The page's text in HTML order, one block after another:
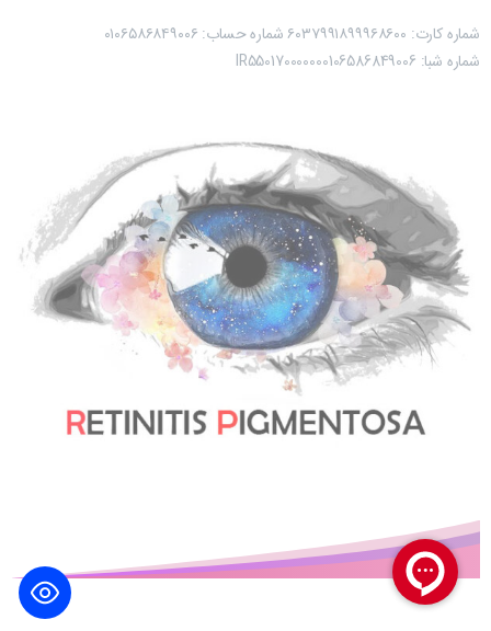
شماره کارت: ۶۰۳۷۹۹۱۸۹۹۹۶۸۶۰۰ شماره حساب:‌ ۰۱۰۶۵۸۶۸۴۹۰۰۶
شماره شبا: IR550170000000106586849006